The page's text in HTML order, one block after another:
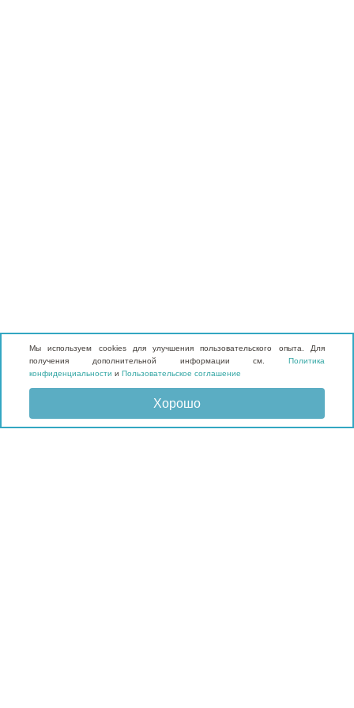
Мы используем cookies для улучшения пользовательского опыта. Для
получения дополнительной информации см. Политика
конфиденциальности и Пользовательское соглашение
Хорошо